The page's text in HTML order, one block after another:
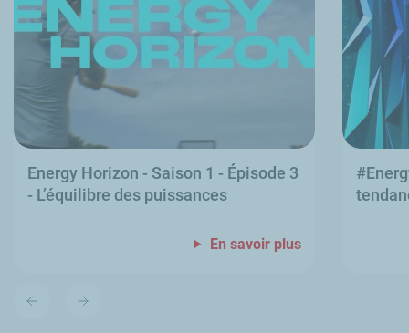
Energy Horizon - Saison 1 - Épisode 3
- L’équilibre des puissances
En savoir plus
#